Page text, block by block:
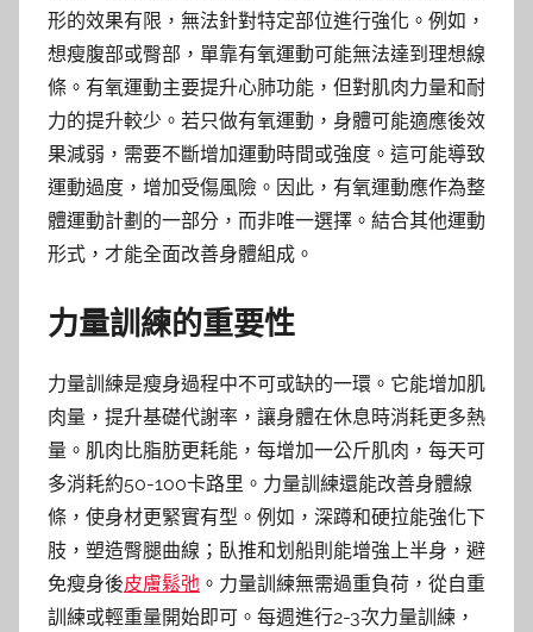
形的效果有限，無法針對特定部位進行強化。例如，
想瘦腹部或臀部，單靠有氧運動可能無法達到理想線
條。有氧運動主要提升心肺功能，但對肌肉力量和耐
力的提升較少。若只做有氧運動，身體可能適應後效
果減弱，需要不斷增加運動時間或強度。這可能導致
運動過度，增加受傷風險。因此，有氧運動應作為整
體運動計劃的一部分，而非唯一選擇。結合其他運動
形式，才能全面改善身體組成。
力量訓練的重要性
力量訓練是瘦身過程中不可或缺的一環。它能增加肌
肉量，提升基礎代謝率，讓身體在休息時消耗更多熱
量。肌肉比脂肪更耗能，每增加一公斤肌肉，每天可
多消耗約50-100卡路里。力量訓練還能改善身體線
條，使身材更緊實有型。例如，深蹲和硬拉能強化下
肢，塑造臀腿曲線；臥推和划船則能增強上半身，避
免瘦身後皮膚鬆弛 。力量訓練無需過重負荷，從自重
訓練或輕重量開始即可。每週進行2-3次力量訓練，